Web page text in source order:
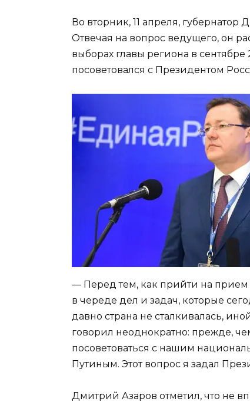
Во вторник, 11 апреля,
Отвечая на вопрос ведущего, он
выборах главы региона в
посоветовался с Президентом
— Перед тем, как прийти на прием
в череде дел и задач, которые
давно страна не сталкивалась,
говорил неоднократно: прежде,
посоветоваться с нашим
Путиным. Этот вопрос я задал
Дмитрий Азаров отметил, что не